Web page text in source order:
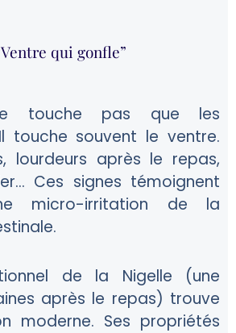
qui gonfle”
touche pas que les
touche souvent le ventre.
lourdeurs après le repas,
Ces signes témoignent
micro-irritation de la
de la Nigelle (une
après le repas) trouve
moderne. Ses propriétés